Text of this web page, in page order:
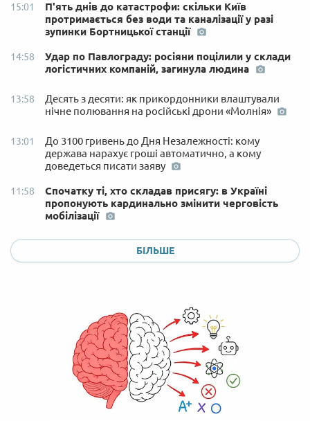
15:01
П'ять днів до катастрофи: скільки Київ
протримається без води та каналізації у разі
зупинки Бортницької станції
14:58
Удар по Павлограду: росіяни поцілили у склади
логістичних компаній, загинула людина
13:58
Десять з десяти: як прикордонники влаштували
нічне полювання на російські дрони «Молнія»
13:01
До 3100 гривень до Дня Незалежності: кому
держава нарахує гроші автоматично, а кому
доведеться писати заяву
11:58
Спочатку ті, хто складав присягу: в Україні
пропонують кардинально змінити черговість
мобілізації
БІЛЬШЕ